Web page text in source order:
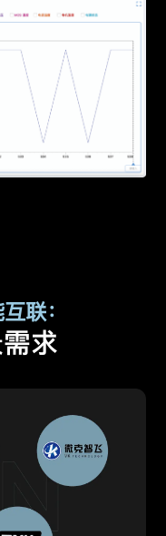
联：
求